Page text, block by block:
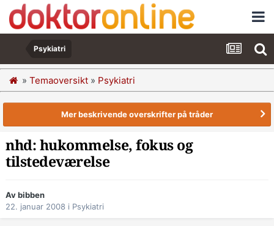
Psykiatri
» Temaoversikt » Psykiatri
Mer beskrivende overskrifter på tråder
nhd: hukommelse, fokus og
tilstedeværelse
Av bibben
22. januar 2008 i Psykiatri